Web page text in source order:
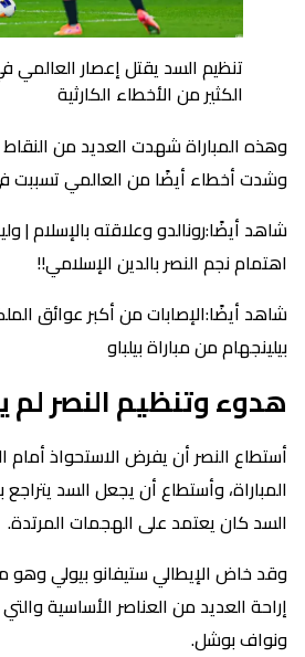
تنظيم السد يقتل إعصار
الكثير من الأخطاء الكارثية
وهذه المباراة شهدت العديد من النقاط
وشدت أخطاء أيضًا من العالمي تسببت
شاهد أيضًا:رونالدو وعلاقته بالإسلام |
اهتمام نجم النصر بالدين الإسلامي!!
شاهد أيضًا:الإصابات من أكبر عوائق
بيلينجهام من مباراة بيلباو
هدوء وتنظيم النصر
أستطاع النصر أن يفرض الاستحواذ
المباراة، وأستطاع أن يجعل السد
السد كان يعتمد على الهجمات المرتدة.
وقد خاض الإيطالي ستيفانو بيولي وهو
إراحة العديد من العناصر الأساسية
ونواف بوشل.